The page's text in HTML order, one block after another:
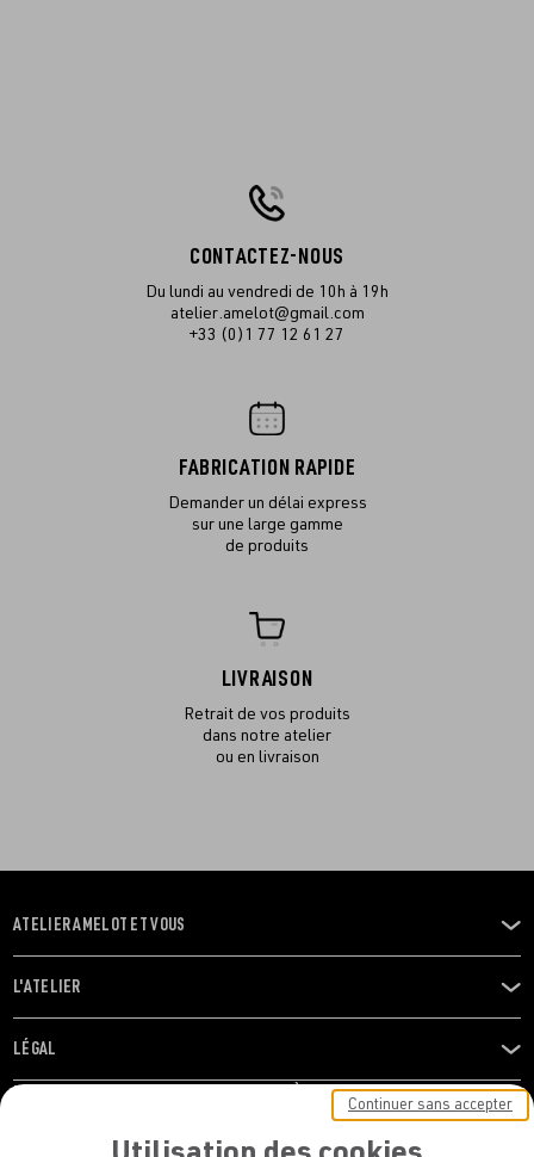
CONTACTEZ-NOUS
Du lundi au vendredi de 10h à 19h
atelier.amelot@gmail.com
+33 (0)1 77 12 61 27
FABRICATION RAPIDE
Demander un délai express
sur une large gamme
de produits
LIVRAISON
Retrait de vos produits
dans notre atelier
ou en livraison
OUVRIR
LE
MENU
ATELIER AMELOT ET VOUS
OUVRIR
LE
MENU
L'ATELIER
OUVRIR
LE
LÉGAL
RESTONS EN CONTACT ! ABONNEZ-VOUS À NOTRE
Continuer sans accepter